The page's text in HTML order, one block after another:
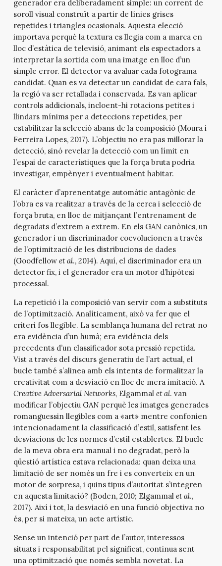
generador era deliberadament simple: un corrent de
soroll visual construït a partir de línies grises
repetides i triangles ocasionals. Aquesta elecció
importava perquè la textura es llegia com a marca en
lloc d’estàtica de televisió, animant els espectadors a
interpretar la sortida com una imatge en lloc d’un
simple error. El detector va avaluar cada fotograma
candidat. Quan es va detectar un candidat de cara fals,
la regió va ser retallada i conservada. Es van aplicar
controls addicionals, incloent-hi rotacions petites i
llindars mínims per a deteccions repetides, per
estabilitzar la selecció abans de la composició (Moura i
Ferreira Lopes, 2017). L’objectiu no era pas millorar la
detecció, sinó revelar la detecció com un límit en
l’espai de característiques que la força bruta podria
investigar, empènyer i eventualment habitar.
El caràcter d’aprenentatge automàtic antagònic de
l’obra es va realitzar a través de la cerca i selecció de
força bruta, en lloc de mitjançant l’entrenament de
degradats d’extrem a extrem. En els GAN canònics, un
generador i un discriminador coevolucionen a través
de l’optimització de les distribucions de dades
(Goodfellow et al., 2014). Aquí, el discriminador era un
detector fix, i el generador era un motor d’hipòtesi
processal.
La repetició i la composició van servir com a substituts
de l’optimització. Analíticament, això va fer que el
criteri fos llegible. La semblança humana del retrat no
era evidència d’un humà; era evidència dels
precedents d’un classificador sota pressió repetida.
Vist a través del discurs generatiu de l’art actual, el
bucle també s’alinea amb els intents de formalitzar la
creativitat com a desviació en lloc de mera imitació. A
Creative Adversarial Networks, Elgammal et al. van
modificar l’objectiu GAN perquè les imatges generades
romanguessin llegibles com a «art» mentre confonien
intencionadament la classificació d’estil, satisfent les
desviacions de les normes d’estil establertes. El bucle
de la meva obra era manual i no degradat, però la
qüestió artística estava relacionada: quan deixa una
limitació de ser només un fre i es converteix en un
motor de sorpresa, i quins tipus d’autoritat s’integren
en aquesta limitació? (Boden, 2010; Elgammal et al.,
2017). Així i tot, la desviació en una funció objectiva no
és, per si mateixa, un acte artístic.
Sense un intenció per part de l’autor, interessos
situats i responsabilitat pel significat, continua sent
una optimització que només sembla novetat. La